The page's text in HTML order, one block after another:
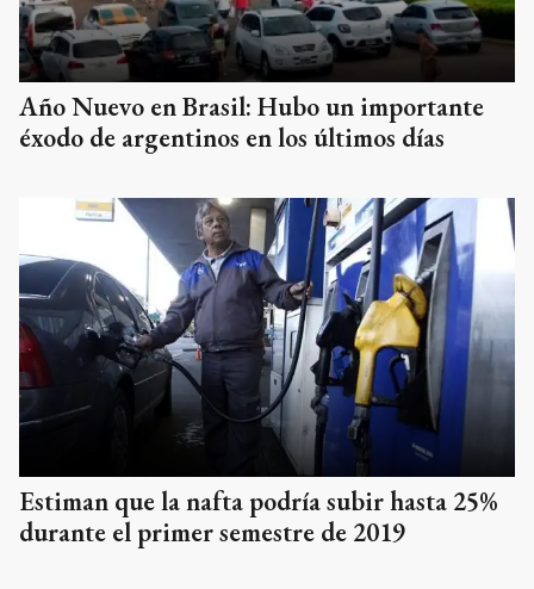
Año Nuevo en Brasil: Hubo un importante
éxodo de argentinos en los últimos días
Estiman que la nafta podría subir hasta 25%
durante el primer semestre de 2019